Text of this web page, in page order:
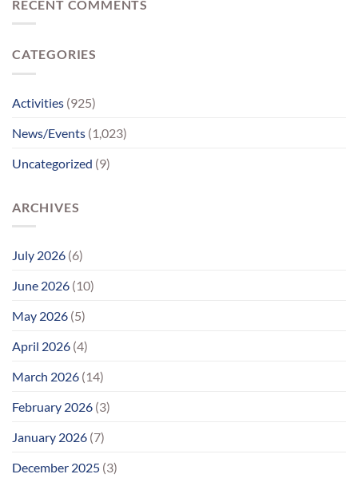
મિલન
વર્ષોની
RECENT COMMENTS
CATEGORIES
Activities (925)
News/Events (1,023)
Uncategorized (9)
ARCHIVES
July 2026 (6)
June 2026 (10)
May 2026 (5)
April 2026 (4)
March 2026 (14)
February 2026 (3)
January 2026 (7)
December 2025 (3)